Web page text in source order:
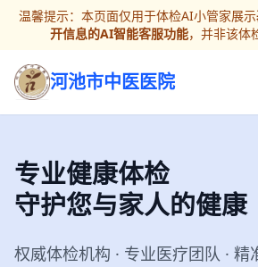
温馨提示：本页面仅用于体检AI小管家展示
开信息的AI智能客服功能，并非该体
河池市中医医院
专业健康体检
守护您与家人的健康
权威体检机构 · 专业医疗团队 · 精